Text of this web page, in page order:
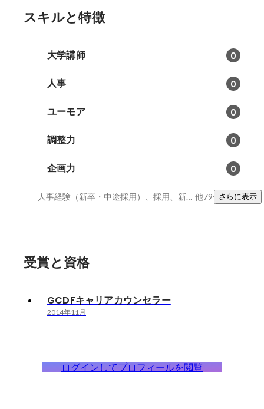
スキルと特徴
大学講師 0
人事 0
ユーモア 0
調整力 0
企画力 0
人事経験（新卒・中途採用）、採用、新卒採用 他79件さらに表示
受賞と資格
GCDFキャリアカウンセラー
2014年11月
ログインしてプロフィールを閲覧